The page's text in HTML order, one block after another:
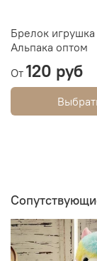
Брелок
Альпака оптом
От 120 руб